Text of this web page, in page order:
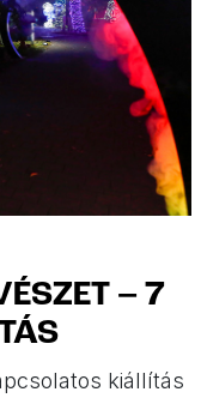
– 7
kiállítás